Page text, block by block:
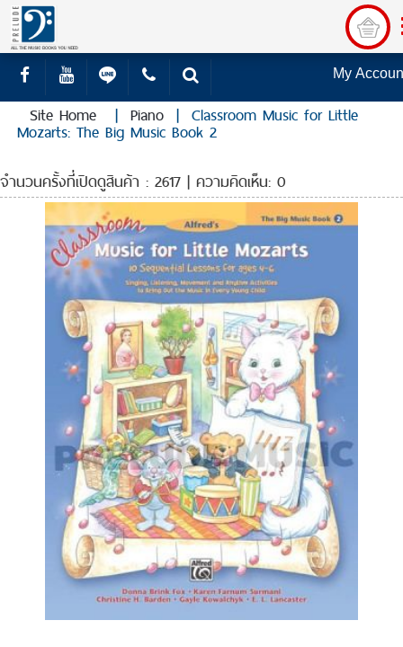
My
Site Home | Piano | Classroom Music for Little
Mozarts: The Big Music Book 2
จำนวนครั้งที่เปิดดูสินค้า : 2617 | ความคิดเห็น: 0